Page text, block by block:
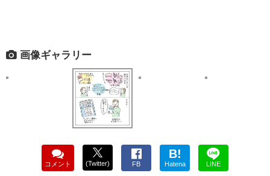
画像ギャラリー
コメント (Twitter) FB
B!
Hatena LINE